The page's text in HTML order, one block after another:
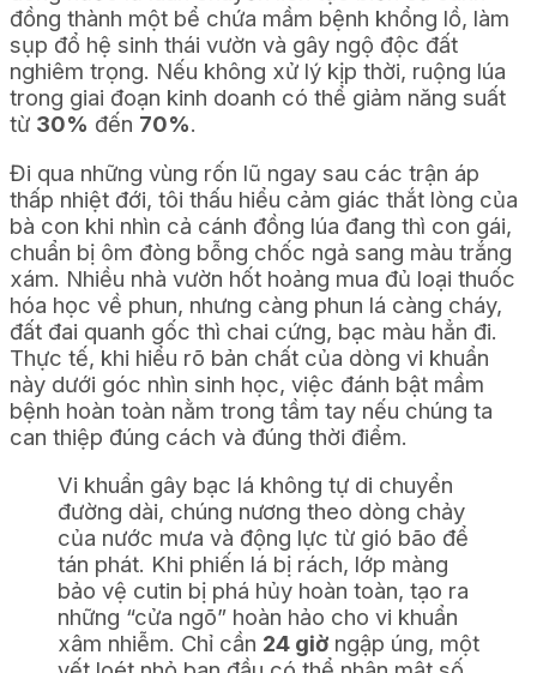
đồng thành một bể chứa mầm bệnh khổng lồ, làm
sụp đổ hệ sinh thái vườn và gây ngộ độc đất
nghiêm trọng. Nếu không xử lý kịp thời, ruộng lúa
trong giai đoạn kinh doanh có thể giảm năng suất
từ 30% đến 70%.
Đi qua những vùng rốn lũ ngay sau các trận áp
thấp nhiệt đới, tôi thấu hiểu cảm giác thắt lòng của
bà con khi nhìn cả cánh đồng lúa đang thì con gái,
chuẩn bị ôm đòng bỗng chốc ngả sang màu trắng
xám. Nhiều nhà vườn hốt hoảng mua đủ loại thuốc
hóa học về phun, nhưng càng phun lá càng cháy,
đất đai quanh gốc thì chai cứng, bạc màu hẳn đi.
Thực tế, khi hiểu rõ bản chất của dòng vi khuẩn
này dưới góc nhìn sinh học, việc đánh bật mầm
bệnh hoàn toàn nằm trong tầm tay nếu chúng ta
can thiệp đúng cách và đúng thời điểm.
Vi khuẩn gây bạc lá không tự di chuyển
đường dài, chúng nương theo dòng chảy
của nước mưa và động lực từ gió bão để
tán phát. Khi phiến lá bị rách, lớp màng
bảo vệ cutin bị phá hủy hoàn toàn, tạo ra
những “cửa ngõ” hoàn hảo cho vi khuẩn
xâm nhiễm. Chỉ cần 24 giờ ngập úng, một